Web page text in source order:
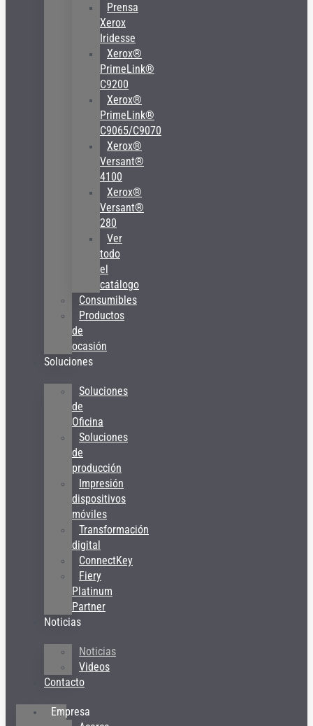
Prensa
Xerox
Iridesse
Xerox®
PrimeLink®
C9200
Xerox®
PrimeLink®
C9065/C9070
Xerox®
Versant®
4100
Xerox®
Versant®
280
Ver
todo
el
catálogo
Consumibles
Productos
de
ocasión
Soluciones
Soluciones
de
Oficina
Soluciones
de
producción
Impresión
dispositivos
móviles
Transformación
digital
ConnectKey
Fiery
Platinum
Partner
Noticias
Noticias
Videos
Contacto
Empresa